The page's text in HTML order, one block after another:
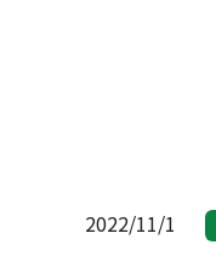
2022/11/1